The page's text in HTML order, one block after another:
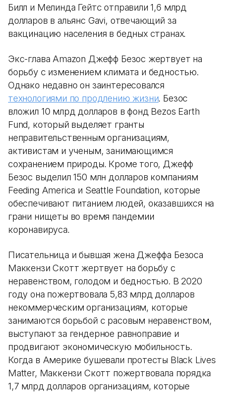
Билл и Мелинда Гейтс отправили 1,6 млрд
долларов в альянс Gavi, отвечающий за
вакцинацию населения в бедных странах.
Экс-глава Amazon Джефф Безос жертвует на
борьбу с изменением климата и бедностью.
Однако недавно он заинтересовался
технологиями по продлению жизни. Безос
вложил 10 млрд долларов в фонд Bezos Earth
Fund, который выделяет гранты
неправительственным организациям,
активистам и ученым, занимающимся
сохранением природы. Кроме того, Джефф
Безос выделил 150 млн долларов компаниям
Feeding America и Seattle Foundation, которые
обеспечивают питанием людей, оказавшихся на
грани нищеты во время пандемии
коронавируса.
Писательница и бывшая жена Джеффа Безоса
Маккензи Скотт жертвует на борьбу с
неравенством, голодом и бедностью. В 2020
году она пожертвовала 5,83 млрд долларов
некоммерческим организациям, которые
занимаются борьбой с расовым неравенством,
выступают за гендерное равноправие и
продвигают экономическую мобильность.
Когда в Америке бушевали протесты Black Lives
Matter, Маккензи Скотт пожертвовала порядка
1,7 млрд долларов организациям, которые